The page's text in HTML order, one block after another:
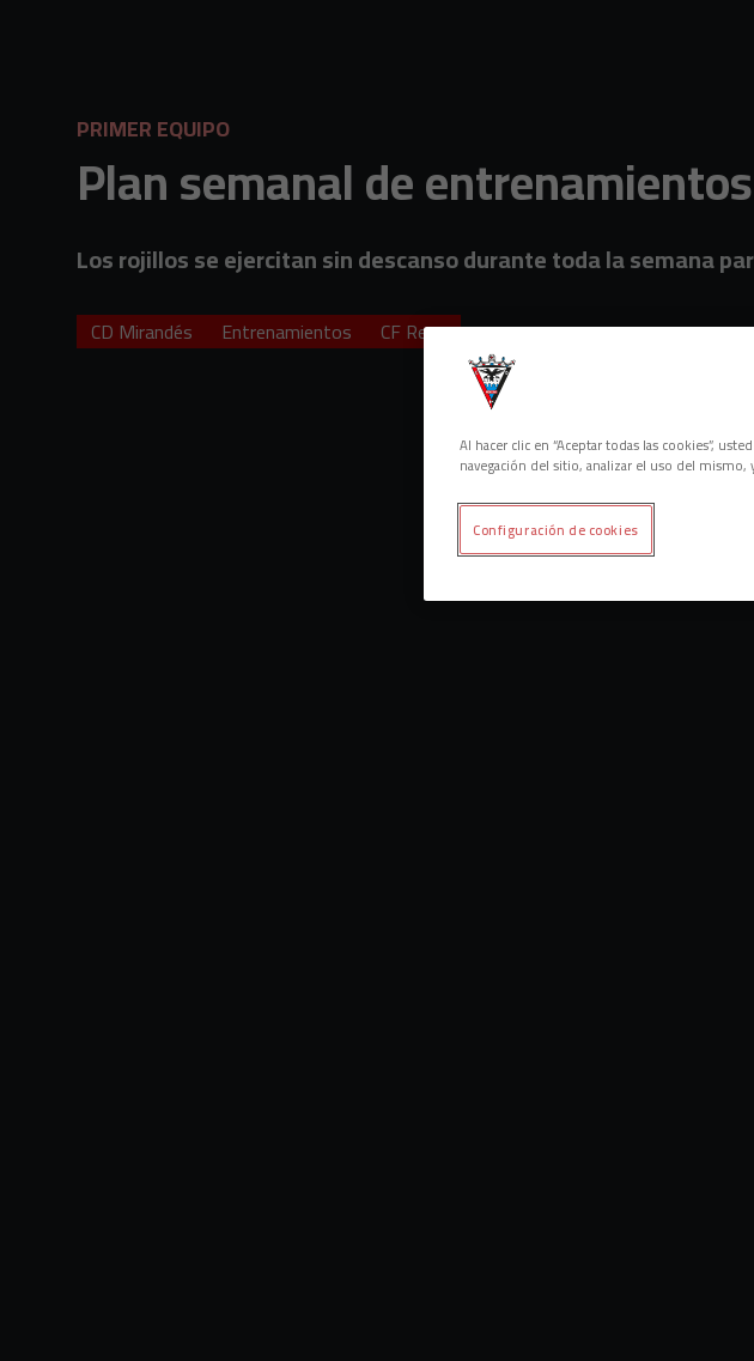
PRIMER EQUIPO
Plan semanal de
Los rojillos se ejercitan sin descanso durante toda la semana
CD Mirandés Entrenamientos CF Reus
Al hacer clic en “Aceptar todas las cookies”,
navegación del sitio, analizar el uso del
Configuración de cookies